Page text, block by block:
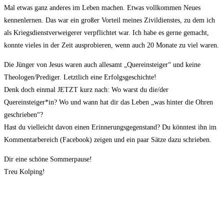
Mal etwas ganz anderes im Leben machen. Etwas vollkommen Neues
kennenlernen. Das war ein großer Vorteil meines Zivildienstes, zu dem ich
als Kriegsdienstverweigerer verpflichtet war. Ich habe es gerne gemacht,
konnte vieles in der Zeit ausprobieren, wenn auch 20 Monate zu viel waren.
Die Jünger von Jesus waren auch allesamt „Quereinsteiger“ und keine
Theologen/Prediger. Letztlich eine Erfolgsgeschichte!
Denk doch einmal JETZT kurz nach: Wo warst du die/der
Quereinsteiger*in? Wo und wann hat dir das Leben „was hinter die Ohren
geschrieben“?
Hast du vielleicht davon einen Erinnerungsgegenstand? Du könntest ihn im
Kommentarbereich (Facebook) zeigen und ein paar Sätze dazu schrieben.
Dir eine schöne Sommerpause!
Treu Kolping!